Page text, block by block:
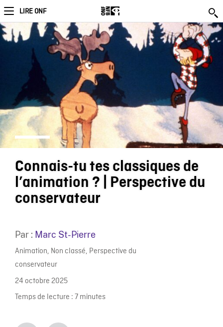
LIRE ONF
Connais-tu tes classiques de
l’animation ? | Perspective du
conservateur
Par : Marc St-Pierre
Animation, Non classé, Perspective du
conservateur
24 octobre 2025
Temps de lecture : 7 minutes